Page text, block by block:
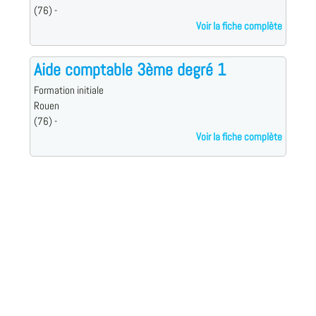
(76) -
Voir la fiche complète
Aide comptable 3ème degré 1
Formation initiale
Rouen
(76) -
Voir la fiche complète